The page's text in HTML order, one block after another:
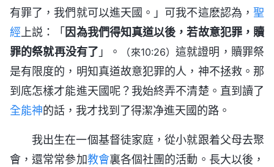
有罪了，我們就可以進天國。」可我不這麽認為， 聖
經 上説：「因為我們得知真道以後，若故意犯罪，贖
罪的祭就再没有了 」。 （來10:26）這就證明，贖罪祭
是有限度的，明知真道故意犯罪的人，神不拯救。那
到底怎樣才能進天國呢？我始終弄不清楚。直到讀了
全能神的話，我才找到了得潔净進天國的路。
我出生在一個基督徒家庭，從小就跟着父母去聚
會，還常常參加教會裏各個社團的活動。長大以後，